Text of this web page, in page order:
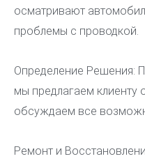
осматривают
проблемы с проводкой.
Определение Решения:
мы предлагаем клиенту
обсуждаем все
Ремонт и